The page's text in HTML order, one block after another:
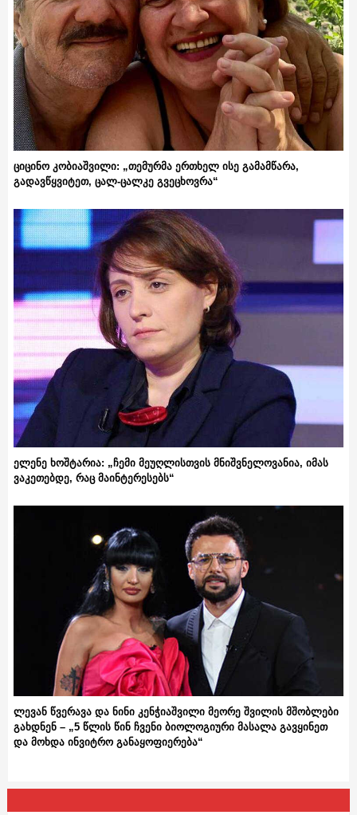
ციცინო კობიაშვილი: „თემურმა ერთხელ ისე გამამწარა,
გადავწყვიტეთ, ცალ-ცალკე გვეცხოვრა“
ელენე ხოშტარია: „ჩემი მეუღლისთვის მნიშვნელოვანია, იმას
ვაკეთებდე, რაც მაინტერესებს“
ლევან წვერავა და ნინი კენჭიაშვილი მეორე შვილის მშობლები
გახდნენ – „5 წლის წინ ჩვენი ბიოლოგიური მასალა გავყინეთ
და მოხდა ინვიტრო განაყოფიერება“